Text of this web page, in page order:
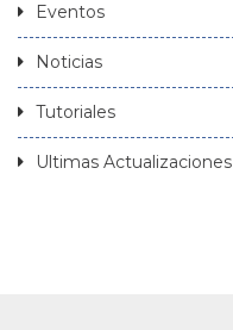
Eventos
Noticias
Tutoriales
Ultimas Actualizaciones